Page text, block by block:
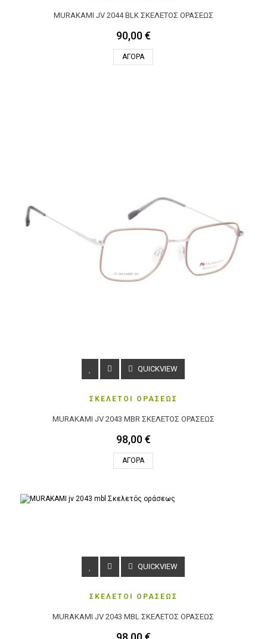
MURAKAMI JV 2044 BLK ΣΚΕΛΕΤΌΣ ΟΡΆΣΕΩΣ
90,00 €
ΑΓΟΡΆ
QUICKVIEW
ΣΚΕΛΕΤΟΙ ΟΡΑΣΕΩΣ
MURAKAMI JV 2043 MBR ΣΚΕΛΕΤΌΣ ΟΡΆΣΕΩΣ
98,00 €
ΑΓΟΡΆ
QUICKVIEW
ΣΚΕΛΕΤΟΙ ΟΡΑΣΕΩΣ
MURAKAMI JV 2043 MBL ΣΚΕΛΕΤΌΣ ΟΡΆΣΕΩΣ